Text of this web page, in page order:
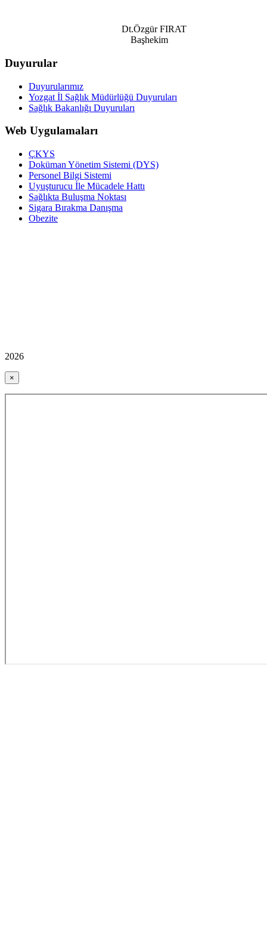
Dt.Özgür FIRAT
Başhekim
Duyurular
Duyurularımız
Yozgat İl Sağlık Müdürlüğü Duyuruları
Sağlık Bakanlığı Duyuruları
Web Uygulamaları
ÇKYS
Doküman Yönetim Sistemi (DYS)
Personel Bilgi Sistemi
Uyuşturucu İle Mücadele Hattı
Sağlıkta Buluşma Noktası
Sigara Bırakma Danışma
Obezite
2026
×